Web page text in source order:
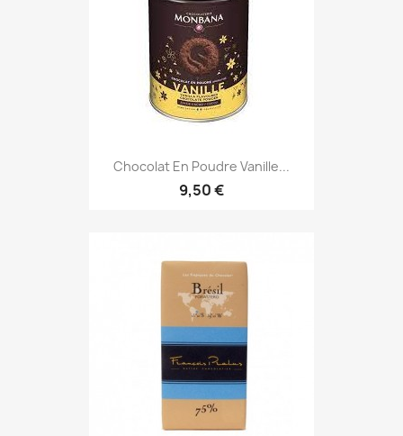
Chocolat En Poudre Vanille...
9,50 €